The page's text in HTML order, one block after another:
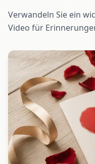
Verwandeln Sie ein
Video für